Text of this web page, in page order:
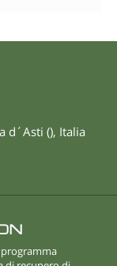
d´Asti (), Italia